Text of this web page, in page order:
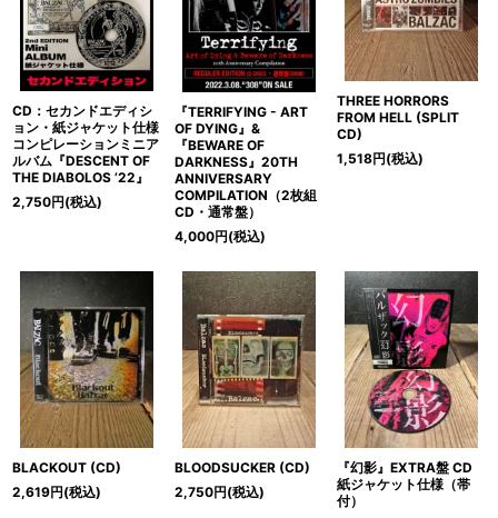
CD：セカンドエディシ
ョン・紙ジャケット仕様
コンピレーションミニア
ルバム『DESCENT OF
THE DIABOLOS ’22』
2,750円(税込)
『TERRIFYING - ART
OF DYING』&
『BEWARE OF
DARKNESS』20TH
ANNIVERSARY
COMPILATION（2枚組
CD・通常盤）
4,000円(税込)
THREE HORRORS
FROM HELL (SPLIT
CD)
1,518円(税込)
BLACKOUT (CD)
2,619円(税込)
BLOODSUCKER (CD)
2,750円(税込)
『幻影』EXTRA盤 CD
紙ジャケット仕様（帯
付）